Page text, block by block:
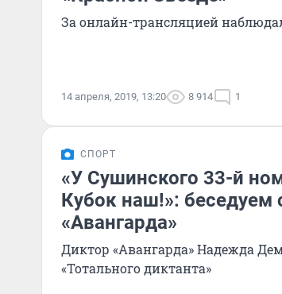
За онлайн-трансляцией
14 апреля, 2019, 13:20 8 914 1
СПОРТ
«У Сушинского 33-й
Кубок наш!»: беседуем
«Авангарда»
Диктор «Авангарда» Надежда
«Тотального диктанта»